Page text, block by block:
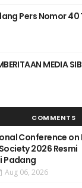
Pers Nomor 40
MEDIA
COMMENTS
Conference on
2026 Resmi
Padang
Aug 06, 2026